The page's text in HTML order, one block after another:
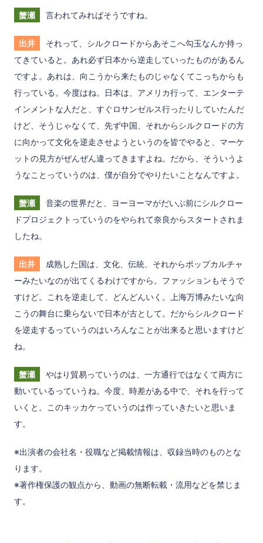
蟹瀬 言われてみればそうですね。
出井
それって、シルクロードからあそこへ勾玉なんか持っ
てきていると。あれ必ず日本から逆走していったものがあるん
ですよ。あれは、向こうから来たものじゃなくてこっちからも
行っている。今度はね。日本は、アメリカ行って、エンターテ
インメントな人だと、すぐロサンゼルス行ったりしていたんだ
けど、そうじゃなくて、先ず中国、それからシルクロードの方
に向かって文化を逆走させようというのを皆でやると、マーケ
ットの見方がぜんぜん違ってきますよね。だから、そういうよ
うなことっていうのは、僕が自分でやりたいことなんですよ。
蟹瀬
音楽の世界だと、ヨーヨーマがだいぶ前にシルクロー
ドプロジェクトっていうのをやられて奈良からスタートされま
したね。
出井
成熟した国は、文化、伝統、それからポップカルチャ
ーみたいなのが出てくるわけですから。ファッションもそうで
すけど。これを逆走して、どんどんいく。上海万博みたいな向
こうの舞台に乗らないで日本が古として。だからシルクロード
を逆走するっていうのはいろんなことが出来ると思いますけど
ね。
蟹瀬
やはり貿易っていうのは、一方通行ではなくて両方に
動いているっていうね。今度、時差がある中で、それを行って
いくと。このキッカケっていうのは作っていきたいと思いま
す。
※出演者の会社名・役職など掲載情報は、収録当時のものとな
ります。
※著作権保護の観点から、動画の無断転載・流用などを禁じま
す。